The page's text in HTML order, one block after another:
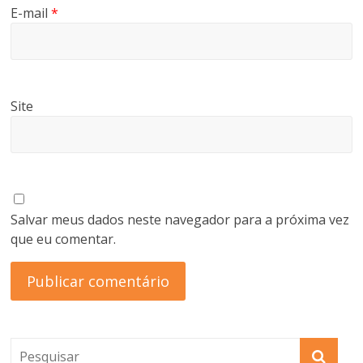
E-mail*
Site
Salvar meus dados neste navegador para a próxima vez
que eu comentar.